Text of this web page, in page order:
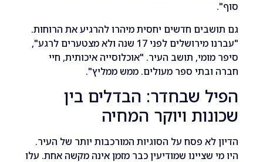
חדשים יחסית מיהרו להרגיע את הרוחות.
"עברנו מירושלים לפני 17 שנה ולא מצטערים לרגע",
תושב העיר. "אוכלוסייה איכותית, חיי
ספר מעולים. ממש ממליץ".
שבחדר: הבדלים בין
ויוקר המחיה
לא פסח על הסוגיות המורכבות יותר של העיר.
שציינו שמודיעין כבר מזמן אינה מקשה אחת. עלו